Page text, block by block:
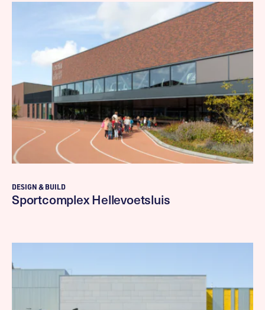
DESIGN & BUILD
Sportcomplex Hellevoetsluis